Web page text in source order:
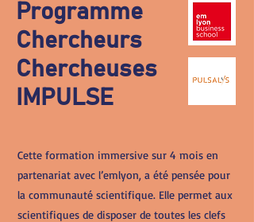
Programme
Chercheurs
Chercheuses
IMPULSE
Cette formation immersive sur 4 mois en
partenariat avec l’emlyon, a été pensée pour
la communauté scientifique. Elle permet aux
scientifiques de disposer de toutes les clefs